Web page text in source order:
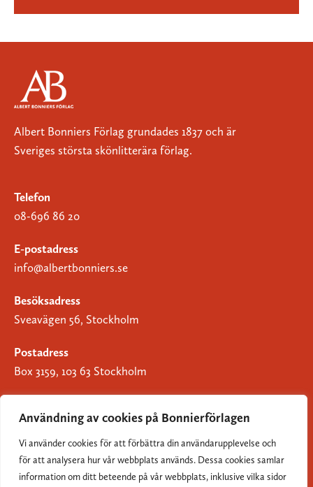
Användning av cookies på Bonnierförlagen
Vi använder cookies för att förbättra din användarupplevelse och
för att analysera hur vår webbplats används. Dessa cookies samlar
information om ditt beteende på vår webbplats, inklusive vilka sidor
Albert Bonniers Förlag grundades 1837 och är
Sveriges största skönlitterära förlag.
Telefon
08-696 86 20
E-postadress
info@albertbonniers.se
Besöksadress
Sveavägen 56, Stockholm
Postadress
Box 3159, 103 63 Stockholm
Om Bonnierförlagen
Cookies